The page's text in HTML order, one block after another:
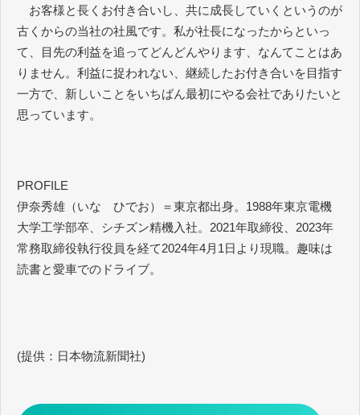
お客様と長くお付き合いし、共に成長していくというのが
古くからの当社の社風です。私が社長になったからといっ
て、目先の利益を追ってどんどんやります、なんてことはあ
りません。利益に捉われない、継続したお付き合いを目指す
一方で、新しいことをいちばん最初にやる会社でありたいと
思っています。
PROFILE
伊奈秀雄（いな ひでお）＝東京都出身。1988年東京電機
大学工学部卒、シチズン精機入社。2021年取締役、2023年
常務取締役執行役員を経て2024年4月1日より現職。趣味は
読書と愛車でのドライブ。
(提供：日本物流新聞社)